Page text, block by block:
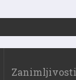
Zanimljivosti